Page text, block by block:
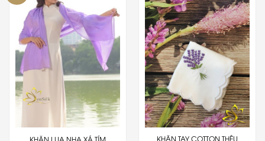
KHĂN LỤA NHA XÁ TÍM KHĂN TAY COTTON THÊU